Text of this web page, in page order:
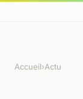
Accueil›Actu